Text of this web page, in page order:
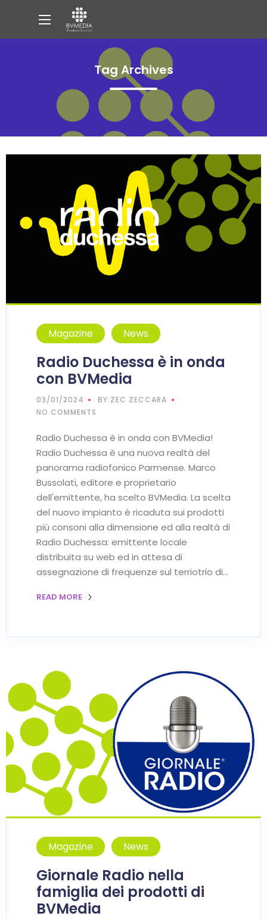
Tag Archives
Magazine News
Radio Duchessa è in onda
con BVMedia
03/01/2024
BY:ZEC ZECCARA
NO COMMENTS
Radio Duchessa è in onda con BVMedia!
Radio Duchessa è una nuova realtà del
panorama radiofonico Parmense. Marco
Bussolati, editore e proprietario
dell'emittente, ha scelto BVMedia. La scelta
del nuovo impianto è ricaduta sui prodotti
più consoni alla dimensione ed alla realtà di
Radio Duchessa: emittente locale
distribuita su web ed in attesa di
assegnazione di frequenze sul terriotrio di…
READ MORE
Magazine News
Giornale Radio nella
famiglia dei prodotti di
BVMedia